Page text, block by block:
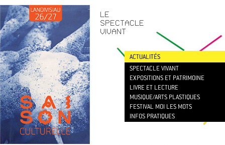
LE
SPECTACLE
VIVANT
ACTUALITÉS
SPECTACLE VIVANT
EXPOSITIONS ET PATRIMOINE
LIVRE ET LECTURE
MUSIQUE/ARTS PLASTIQUES
FESTIVAL MOI LES MOTS
INFOS PRATIQUES